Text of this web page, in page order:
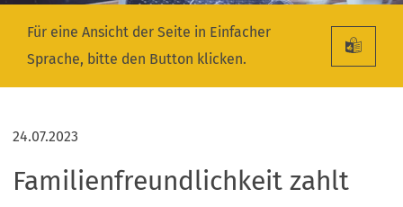
Für eine Ansicht der Seite in Einfacher
Sprache, bitte den Button klicken.
24.07.2023
Familienfreundlichkeit zahlt